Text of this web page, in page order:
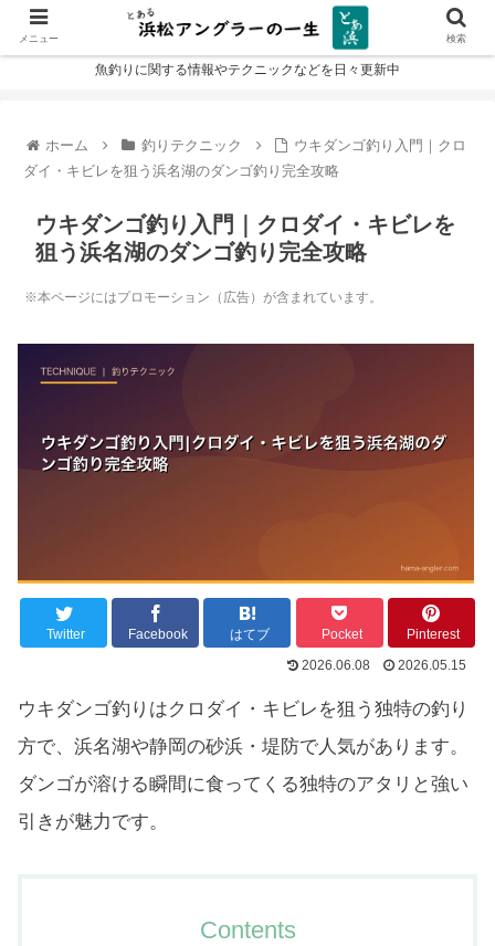
魚釣りに関する情報やテクニックなどを日々更新中
ホーム 釣りテクニック
ウキダンゴ釣り入門｜クロ
ダイ・キビレを狙う浜名湖のダンゴ釣り完全攻略
ウキダンゴ釣り入門｜クロダイ・キビレを
狙う浜名湖のダンゴ釣り完全攻略
※本ページにはプロモーション（広告）が含まれています。
Twitter Facebook はてブ Pocket
Pinterest
2026.06.08
2026.05.15
ウキダンゴ釣りはクロダイ・キビレを狙う独特の釣り
方で、浜名湖や静岡の砂浜・堤防で人気があります。
ダンゴが溶ける瞬間に食ってくる独特のアタリと強い
引きが魅力です。
Contents
メニュー 検索